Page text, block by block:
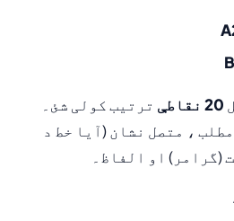
20 نقاطې
ترتیب کولی شئ۔
، متصل نشان (آیا خط د
(گرامر) او الفاظ۔